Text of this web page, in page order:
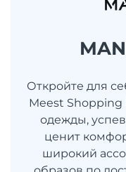
Откройте для
Meest Shopping
одежды,
ценит
широкий